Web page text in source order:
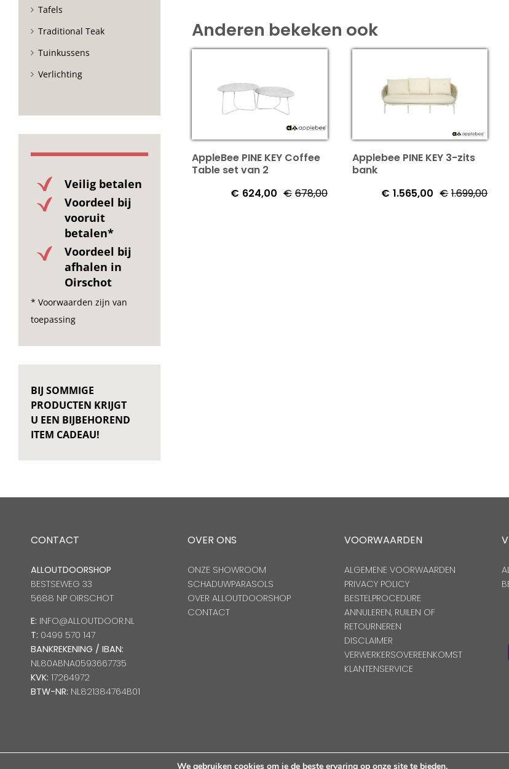
€599,00.
€549,00.
Anderen bekeken ook
AppleBee PINE KEY Coffee
Table set van 2
€ 678,00Oorspronkelijke
€ 624,00
Huidige
Applebee PINE KEY 3-zits
bank
€ 1.699,00
€ 1.565,00
Tafels
Traditional Teak
Tuinkussens
Verlichting
Veilig betalen
Voordeel bij
vooruit
betalen*
Voordeel bij
afhalen in
Oirschot
* Voorwaarden zijn van
toepassing
BIJ SOMMIGE
PRODUCTEN KRIJGT
U EEN BIJBEHOREND
ITEM CADEAU!
CONTACT
ALLOUTDOORSHOP
BESTSEWEG 33
5688 NP OIRSCHOT
E: INFO@ALLOUTDOOR.NL
T: 0499 570 147
BANKREKENING / IBAN:
NL80ABNA0593667735
KVK: 17264972
BTW-NR: NL821384764B01
OVER ONS
ONZE SHOWROOM
SCHADUWPARASOLS
OVER ALLOUTDOORSHOP
CONTACT
VOORWAARDEN
ALGEMENE VOORWAARDEN
PRIVACY POLICY
BESTELPROCEDURE
ANNULEREN, RUILEN OF
RETOURNEREN
DISCLAIMER
VERWERKERSOVEREENKOMST
KLANTENSERVICE
Copyright Alloutdoorshop © 2026. Alle Rechten
We gebruiken cookies om je de beste ervaring op onze site te bieden.